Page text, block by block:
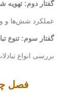
گفتار دوم:
عملکرد شش‌ها و
گفتار سوم: تنوع
بررسی انواع
فصل